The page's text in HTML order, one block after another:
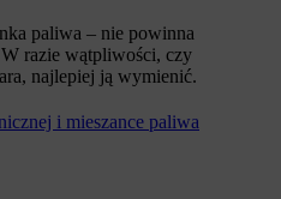
paliwa – nie powinna
razie wątpliwości, czy
najlepiej ją wymienić.
i mieszance paliwa